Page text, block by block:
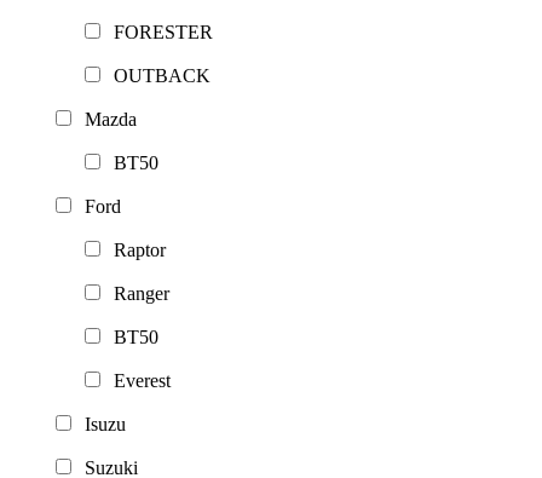
FORESTER
OUTBACK
Mazda
BT50
Ford
Raptor
Ranger
BT50
Everest
Isuzu
Suzuki